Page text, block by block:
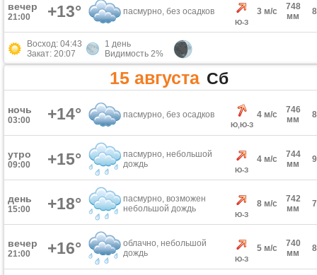
вечер
21:00 +13° пасмурно, без осадков
Ю-З
3 м/с
748
мм
Восход: 04:43
Закат: 20:07
1 день
Видимость 2%
15 августа Сб
ночь
03:00 +14° пасмурно, без осадков
Ю,Ю-З
4 м/с
746
мм
утро
09:00 +15°
пасмурно, небольшой
дождь
Ю-З
4 м/с
744
мм
день
15:00 +18°
пасмурно, возможен
небольшой дождь
Ю-З
8 м/с
742
мм
вечер
21:00 +16°
облачно, небольшой
дождь
Ю-З
5 м/с
740
мм